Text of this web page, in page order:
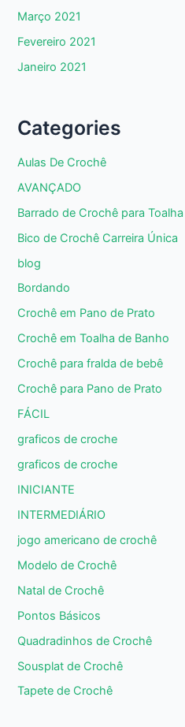
Março 2021
Fevereiro 2021
Janeiro 2021
Categories
Aulas De Crochê
AVANÇADO
Barrado de Crochê para Toalha
Bico de Crochê Carreira Única
blog
Bordando
Crochê em Pano de Prato
Crochê em Toalha de Banho
Crochê para fralda de bebê
Crochê para Pano de Prato
FÁCIL
graficos de croche
graficos de croche
INICIANTE
INTERMEDIÁRIO
jogo americano de crochê
Modelo de Crochê
Natal de Crochê
Pontos Básicos
Quadradinhos de Crochê
Sousplat de Crochê
Tapete de Crochê